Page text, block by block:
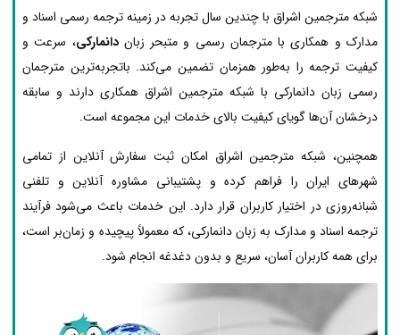
شبکه مترجمین اشراق با چندین سال تجربه در زمینه ترجمه رسمی اسناد و
مدارک و همکاری با مترجمان رسمی و متبحر زباندانمارکی، سرعت و
کیفیت ترجمه را به‌طور همزمان تضمین می‌کند. باتجربه‌ترین مترجمان
رسمی زبان دانمارکی با شبکه مترجمین اشراق همکاری دارند و سابقه
درخشان آن‌ها گویای کیفیت بالای خدمات این مجموعه است.
همچنین، شبکه مترجمین اشراق امکان ثبت سفارش آنلاین از تمامی
شهرهای ایران را فراهم کرده و پشتیبانی مشاوره آنلاین و تلفنی
شبانه‌روزی در اختیار کاربران قرار دارد. این خدمات باعث می‌شود فرآیند
ترجمه اسناد و مدارک به زبان دانمارکی، که معمولاً پیچیده و زمان‌بر است،
برای همه کاربران آسان، سریع و بدون دغدغه انجام شود.